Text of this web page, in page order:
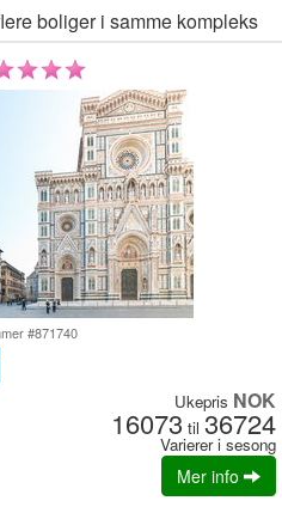
boliger i samme kompleks
#871740
Ukepris NOK
16073 til 36724
Varierer i sesong
Mer info